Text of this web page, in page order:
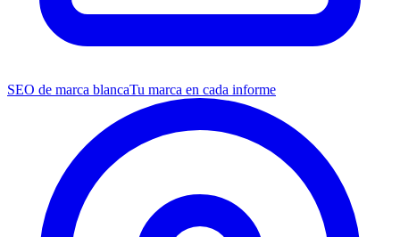
SEO de marca blancaTu marca en cada informe